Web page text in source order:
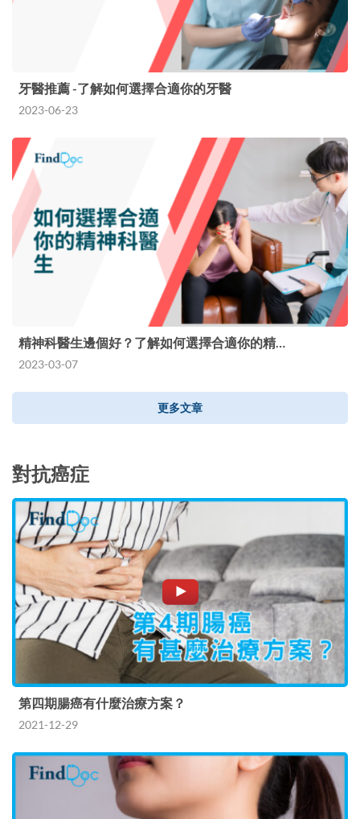
牙醫推薦 -了解如何選擇合適你的牙醫
2023-06-23
精神科醫生邊個好？了解如何選擇合適你的精…
2023-03-07
更多文章
對抗癌症
第四期腸癌有什麼治療方案？
2021-12-29